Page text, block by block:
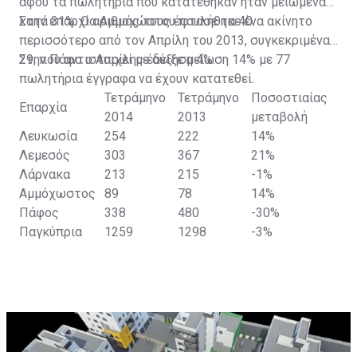
κατά 31%. Ο αριθμός τους έφτασε τα 40.
Στην επαρχία Αμμοχώστου πουλήθηκε ένα ακίνητο
περισσότερο από τον Απρίλη του 2013, συγκεκριμένα
29, που αντιστοιχεί με αύξηση 4%.
Στην Πάφο ο Απρίλης έδειξε μείωση 14% με 77
πωλητήρια έγγραφα να έχουν κατατεθεί.
Επαρχία
Τετράμηνο
2014
Τετράμηνο
2013
Ποσοστιαίας
μεταβολή
Λευκωσία
254 222
14%
Λεμεσός
303 367
21%
Λάρνακα
213 215
-1%
Αμμόχωστος
89 78
14%
Πάφος
338 480
-30%
Παγκύπρια
1259 1298 -3%